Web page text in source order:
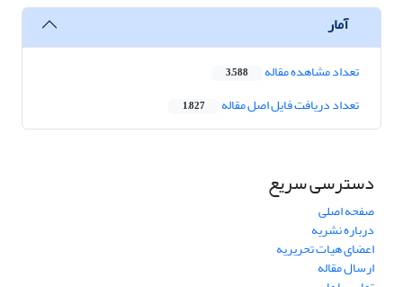
آمار
تعداد مشاهده مقاله 3,588
تعداد دریافت فایل اصل مقاله 1,827
دسترسی سریع
صفحه اصلی
درباره نشریه
اعضای هیات تحریریه
ارسال مقاله